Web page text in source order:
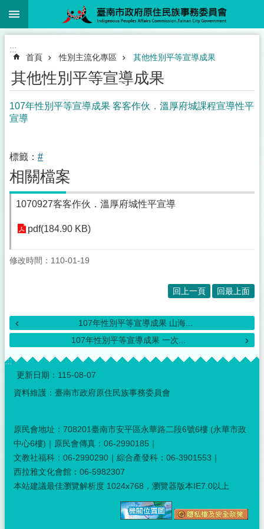
跳到主要內容區塊
:::
首頁 性別主流化專區 其他性別平等宣導成果
其他性別平等宣導成果
107年性別平等宣導成果 客客作伙．溫厚府城課程宣導性平
宣導
標籤： #
相關檔案
1070927客客作伙．溫厚府城性平宣導
pdf(184.90 KB)
修改時間：110-01-19
回上一頁 回最上面
107年性別平等宣導成果 山海...
107年性別平等宣導成果 一次...
:::
更新日期： 115-08-07
資料維護：臺南市政府原住民族事務委員會
原民會地址：708201臺南市安平區永華路二段6號6樓 (永華市政
中心6樓)｜原民會傳真：06-2990185｜
文教社福科：06-2990290｜綜合產發科：06-3901553｜
西拉雅文化會館：06-5982307
本站建議最佳瀏覽解析度 1024x768，瀏覽器版本IE7.0以上